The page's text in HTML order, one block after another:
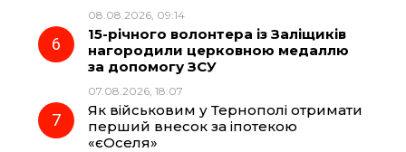
08.08.2026, 09:14
15-річного волонтера із Заліщиків
нагородили церковною медаллю
за допомогу ЗСУ
07.08.2026, 18:07
Як військовим у Тернополі отримати
перший внесок за іпотекою
«єОселя»